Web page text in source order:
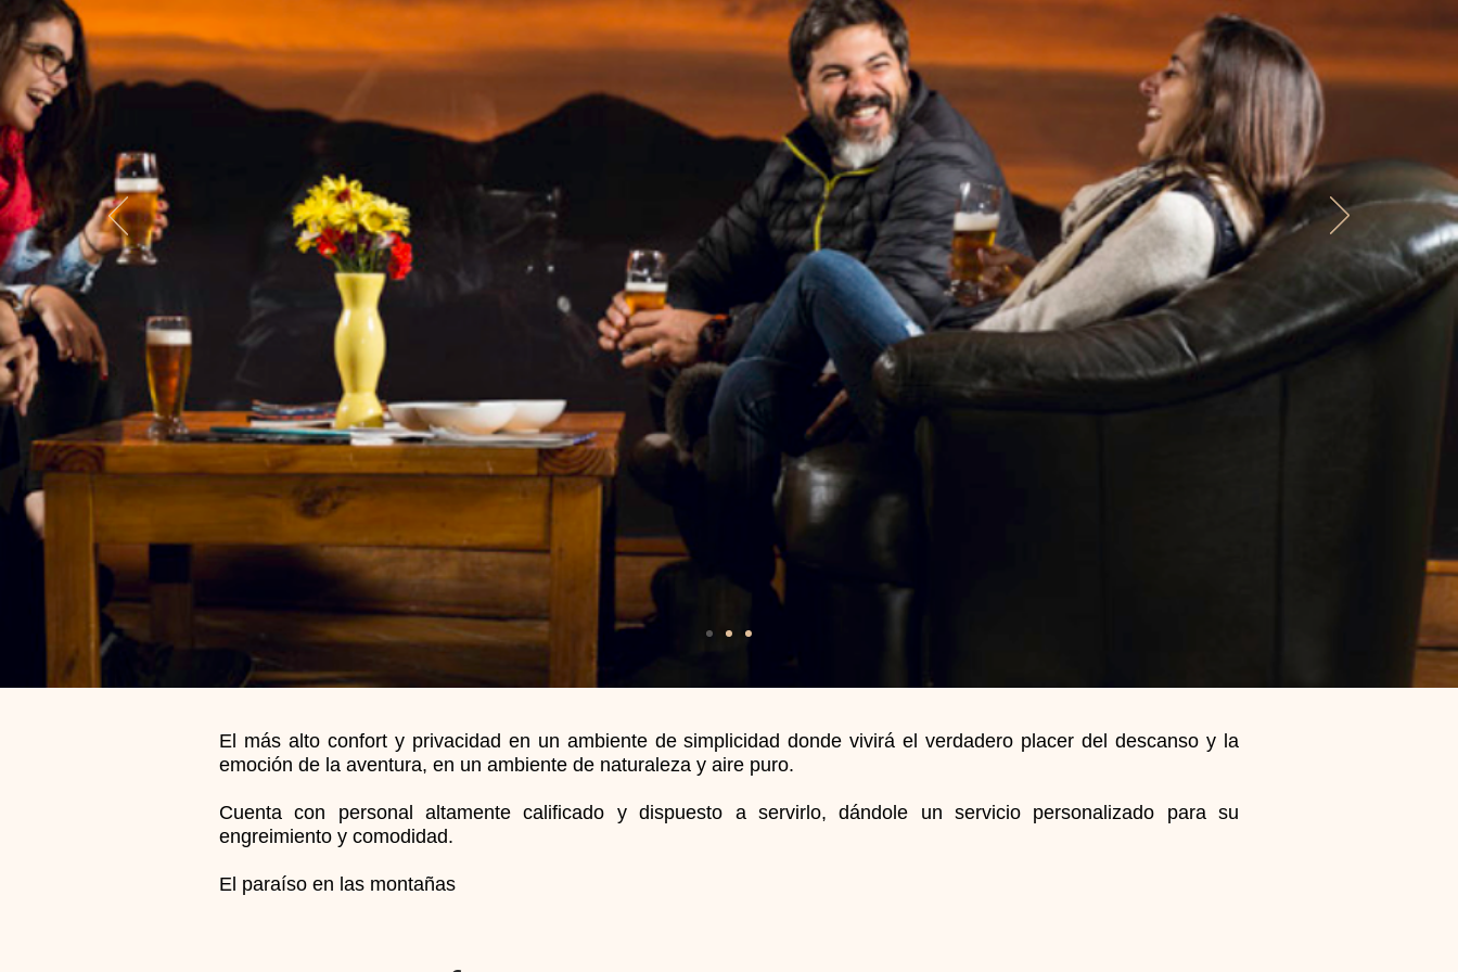
El más alto confort y privacidad en un ambiente de simplicidad donde vivirá el verdadero placer del descanso y la
emoción de la aventura, en un ambiente de naturaleza y aire puro.
Cuenta con personal altamente calificado y dispuesto a servirlo, dándole un servicio personalizado para su
engreimiento y comodidad.
El paraíso en las montañas